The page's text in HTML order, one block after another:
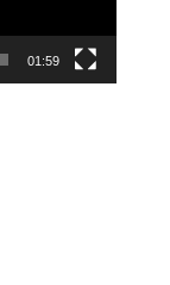
01:59